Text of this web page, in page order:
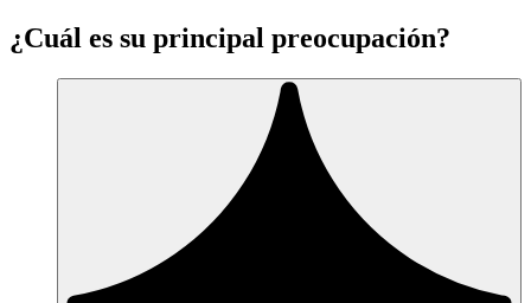
¿Cuál es su principal preocupación?